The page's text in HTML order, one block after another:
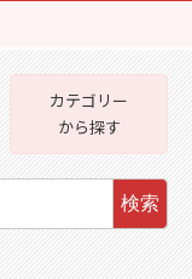
カテゴリー
から探す
検索